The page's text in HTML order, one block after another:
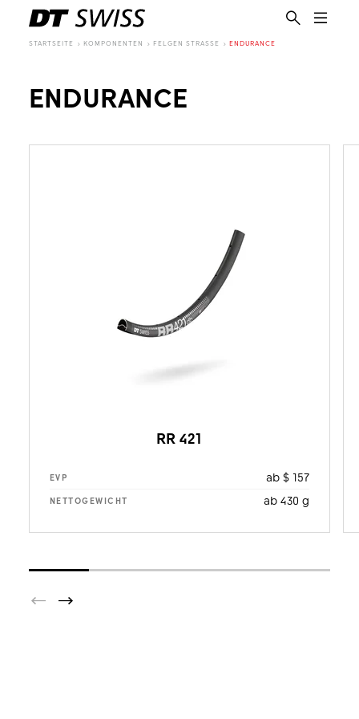
STARTSEITE KOMPONENTEN FELGEN STRASSE ENDURANCE
ENDURANCE
RR 421
EVP ab $ 157
NETTOGEWICHT ab 430 g